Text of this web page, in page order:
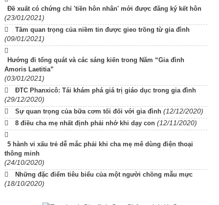
Đề xuất có chứng chỉ 'tiền hôn nhân' mới được đăng ký kết hôn
(23/01/2021)
Tầm quan trọng của niềm tin được gieo trồng từ gia đình
(09/01/2021)
Hướng đi tổng quát và các sáng kiến trong Năm “Gia đình
Amoris Laetitia”
(03/01/2021)
ĐTC Phanxicô: Tái khám phá giá trị giáo dục trong gia đình
(29/12/2020)
Sự quan trọng của bữa cơm tối đối với gia đình (12/12/2020)
8 điều cha mẹ nhất định phải nhớ khi dạy con (12/11/2020)
5 hành vi xấu trẻ dễ mắc phải khi cha mẹ mê dùng điện thoại
thông minh
(24/10/2020)
Những đặc điểm tiêu biểu của một người chồng mẫu mực
(18/10/2020)